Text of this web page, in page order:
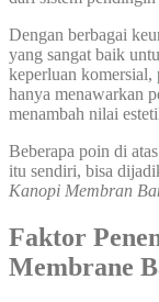
Dengan berbagai
yang sangat baik
keperluan
hanya menawarkan
menambah nilai
Beberapa poin di
itu sendiri, bisa
Kanopi Membran
Faktor
Membrane